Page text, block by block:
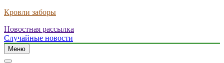
Кровли заборы
Новостная рассылка
Случайные новости
Меню